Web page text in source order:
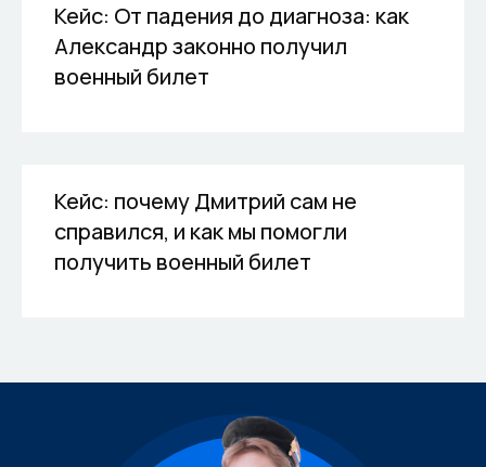
Кейс: От падения до диагноза: как
Александр законно получил
военный билет
Кейс: почему Дмитрий сам не
справился, и как мы помогли
получить военный билет